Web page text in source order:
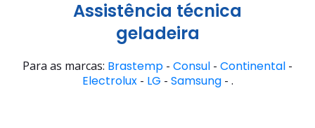
Assistência técnica
geladeira
Para as marcas: Brastemp - Consul - Continental -
Electrolux- LG - Samsung- .